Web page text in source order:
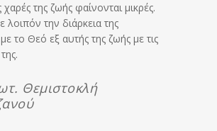
της ζωής φαίνονται μικρές.
λοιπόν την διάρκεια της
το Θεό εξ αυτής της ζωής με τις
Θεμιστοκλή